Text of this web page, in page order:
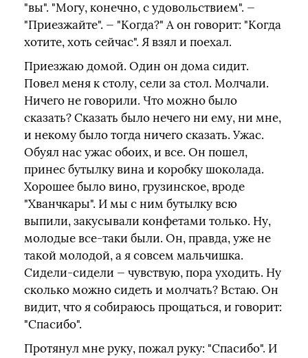
"вы". "Могу, конечно, с удовольствием". —
"Приезжайте". — "Когда?" А он говорит: "Когда
хотите, хоть сейчас". Я взял и поехал.
Приезжаю домой. Один он дома сидит.
Повел меня к столу, сели за стол. Молчали.
Ничего не говорили. Что можно было
сказать? Сказать было нечего ни ему, ни мне,
и некому было тогда ничего сказать. Ужас.
Обуял нас ужас обоих, и все. Он пошел,
принес бутылку вина и коробку шоколада.
Хорошее было вино, грузинское, вроде
"Хванчкары". И мы с ним бутылку всю
выпили, закусывали конфетами только. Ну,
молодые все-таки были. Он, правда, уже не
такой молодой, а я совсем мальчишка.
Сидели-сидели — чувствую, пора уходить. Ну
сколько можно сидеть и молчать? Встаю. Он
видит, что я собираюсь прощаться, и говорит:
"Спасибо".
Протянул мне руку, пожал руку: "Спасибо". И